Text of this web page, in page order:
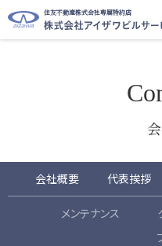
住友不動産株式会社専属特約店
会社概要 代表挨拶
メンテナンス